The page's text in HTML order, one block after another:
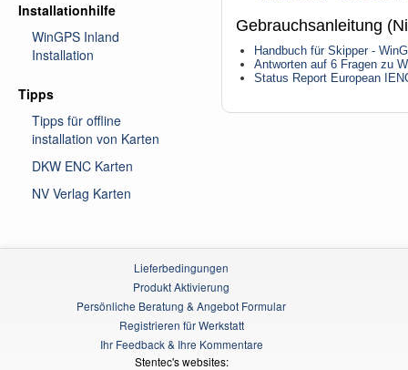
Gebrauchsanleitung
Handbuch für Skipper -
Antworten auf 6 Fragen zu
Status Report European
Installationhilfe
WinGPS Inland
Installation
Tipps
Tipps für offline
installation von Karten
DKW ENC Karten
NV Verlag Karten
Lieferbedingungen
Produkt Aktivierung
Persönliche Beratung & Angebot Formular
Registrieren für Werkstatt
Ihr Feedback & Ihre Kommentare
Stentec's websites: